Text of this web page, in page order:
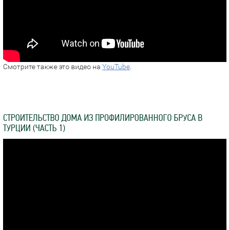
Смотрите также это видео на YouTube.
СТРОИТЕЛЬСТВО ДОМА ИЗ ПРОФИЛИРОВАННОГО БРУСА В
ТУРЦИИ (ЧАСТЬ 1)